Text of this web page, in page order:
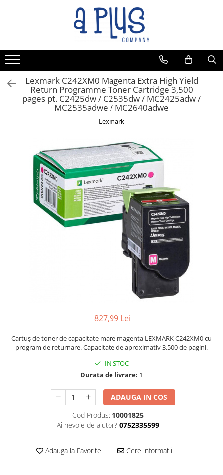
Lexmark C242XM0 Magenta Extra High Yield
Return Programme Toner Cartridge 3,500
pages pt. C2425dw / C2535dw / MC2425adw /
MC2535adwe / MC2640adwe
Lexmark
827,99 Lei
Cartuș de toner de capacitate mare magenta LEXMARK C242XM0 cu
program de returnare. Capacitate de aproximativ 3.500 de pagini.
IN STOC
Durata de livrare: 1
ADAUGA IN COS
Cod Produs: 10001825
Ai nevoie de ajutor? 0752335599
Adauga la Favorite Cere informatii